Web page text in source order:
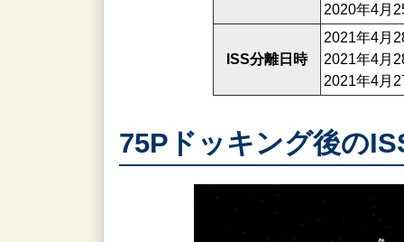
2020年4月
ISS分離日時
2021年4月
2021年4月
2021年4月
75Pドッキング後の